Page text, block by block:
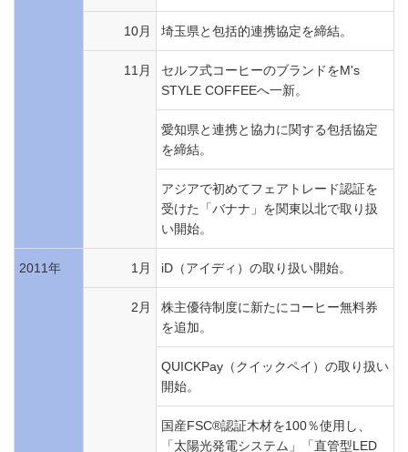
10月 埼玉県と包括的連携協定を締結。
11月
セルフ式コーヒーのブランドをM's
STYLE COFFEEへ一新。
愛知県と連携と協力に関する包括協定
を締結。
アジアで初めてフェアトレード認証を
受けた「バナナ」を関東以北で取り扱
い開始。
2011年 1月 iD（アイディ）の取り扱い開始。
2月
株主優待制度に新たにコーヒー無料券
を追加。
QUICKPay（クイックペイ）の取り扱い
開始。
国産FSC®認証木材を100％使用し、
「太陽光発電システム」「直管型LED